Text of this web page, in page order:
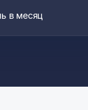
в месяц